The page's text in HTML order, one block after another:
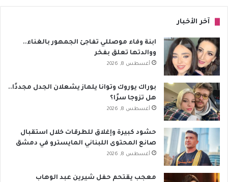
آخر الأخبار
ابنة وفاء موصللي تفاجئ الجمهور بالغناء..
ووالدتها تعلق بفخر
أغسطس 8, 2026
بوراك يوروك وتوانا يلماز يشعلان الجدل مجددًا..
هل تزوجا سرًا؟
أغسطس 8, 2026
حشود كبيرة وإغلاق للطرقات خلال استقبال
صانع المحتوى اللبناني المايسترو في دمشق
أغسطس 8, 2026
معجب يقتحم حفل شيرين عبد الوهاب